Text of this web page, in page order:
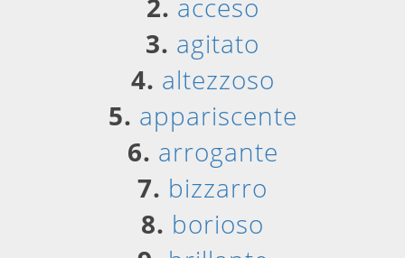
2. acceso
3. agitato
4. altezzoso
5. appariscente
6. arrogante
7. bizzarro
8. borioso